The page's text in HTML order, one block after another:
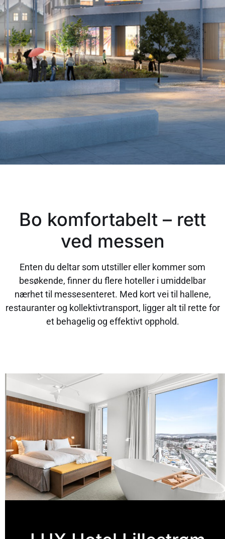
Bo komfortabelt – rett
ved messen
Enten du deltar som utstiller eller kommer som
besøkende, finner du flere hoteller i umiddelbar
nærhet til messesenteret. Med kort vei til hallene,
restauranter og kollektivtransport, ligger alt til rette for
et behagelig og effektivt opphold.